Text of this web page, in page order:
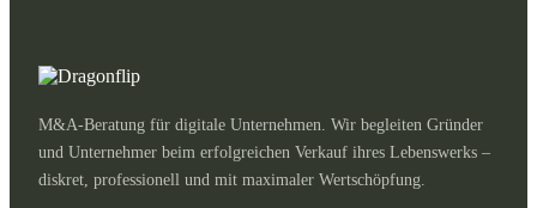
M&A-Beratung für digitale Unternehmen. Wir begleiten Gründer
und Unternehmer beim erfolgreichen Verkauf ihres Lebenswerks –
diskret, professionell und mit maximaler Wertschöpfung.